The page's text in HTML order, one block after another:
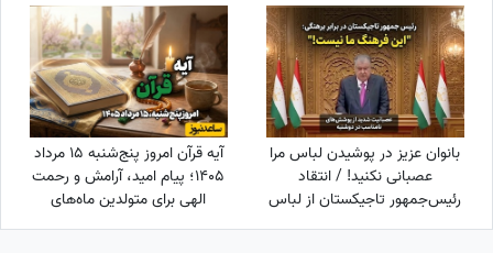
«اذان»!
به آسمان گلزار هنگام خطبه عقد
+ عکس
بانوان عزیز در پوشیدن لباس مرا
عصبانی نکنید! / انتقاد
رئیس‌جمهور تاجیکستان از لباس
زنان در این کشور: ناخن‌های
آیه قرآن امروز پنج‌شنبه 15 مرداد
1405؛ پیام امید، آرامش و رحمت
الهی برای متولدین ماه‌های
مختلف